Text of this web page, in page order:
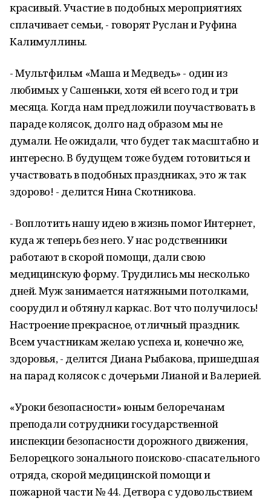
красивый. Участие в подобных мероприятиях
сплачивает семьи, - говорят Руслан и Руфина
Калимуллины.
- Мультфильм «Маша и Медведь» - один из
любимых у Сашеньки, хотя ей всего год и три
месяца. Когда нам предложили поучаствовать в
параде колясок, долго над образом мы не
думали. Не ожидали, что будет так масштабно и
интересно. В будущем тоже будем готовиться и
участвовать в подобных праздниках, это ж так
здорово! - делится Нина Скотникова.
- Воплотить нашу идею в жизнь помог Интернет,
куда ж теперь без него. У нас родственники
работают в скорой помощи, дали свою
медицинскую форму. Трудились мы несколько
дней. Муж занимается натяжными потолками,
соорудил и обтянул каркас. Вот что получилось!
Настроение прекрасное, отличный праздник.
Всем участникам желаю успеха и, конечно же,
здоровья, - делится Диана Рыбакова, пришедшая
на парад колясок с дочерьми Лианой и Валерией.
«Уроки безопасности» юным белоречанам
преподали сотрудники государственной
инспекции безопасности дорожного движения,
Белорецкого зонального поисково-спасательного
отряда, скорой медицинской помощи и
пожарной части № 44. Детвора с удовольствием